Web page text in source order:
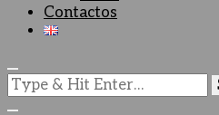
Contactos
Looking
for